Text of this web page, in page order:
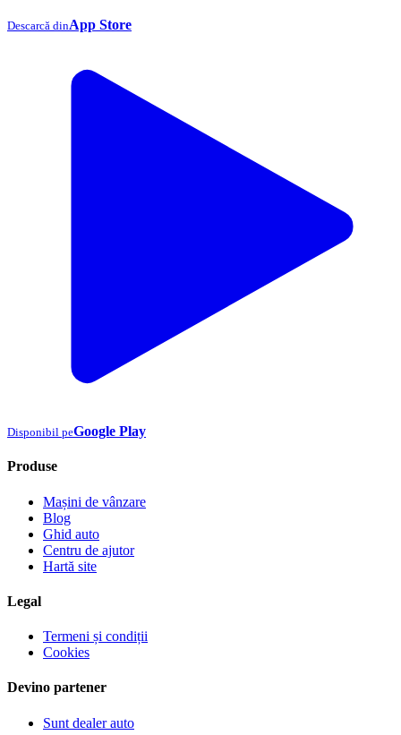
Descarcă dinApp Store
Disponibil peGoogle Play
Produse
Mașini de vânzare
Blog
Ghid auto
Centru de ajutor
Hartă site
Legal
Termeni și condiții
Cookies
Devino partener
Sunt dealer auto